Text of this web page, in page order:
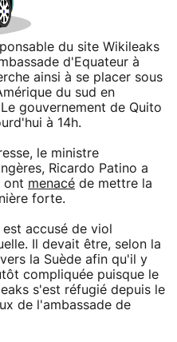
du site Wikileaks
d'Equateur à
ainsi à se placer sous
du sud en
gouvernement de Quito
à 14h.
le ministre
Ricardo Patino a
ont menacé de mettre la
forte.
accusé de viol
Il devait être, selon la
la Suède afin qu'il y
compliquée puisque le
s'est réfugié depuis le
de l'ambassade de